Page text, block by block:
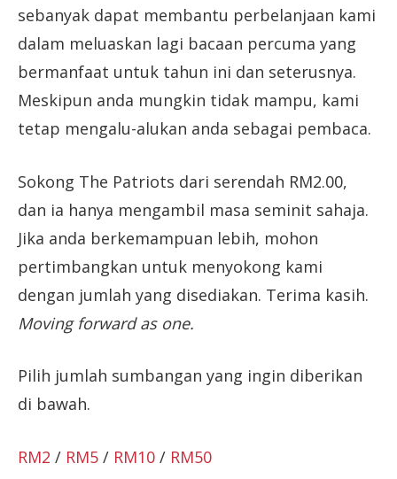
sebanyak dapat membantu perbelanjaan kami
dalam meluaskan lagi bacaan percuma yang
bermanfaat untuk tahun ini dan seterusnya.
Meskipun anda mungkin tidak mampu, kami
tetap mengalu-alukan anda sebagai pembaca.
Sokong The Patriots dari serendah RM2.00,
dan ia hanya mengambil masa seminit sahaja.
Jika anda berkemampuan lebih, mohon
pertimbangkan untuk menyokong kami
dengan jumlah yang disediakan. Terima kasih.
Moving forward as one.
Pilih jumlah sumbangan yang ingin diberikan
di bawah.
RM2 / RM5 / RM10 / RM50